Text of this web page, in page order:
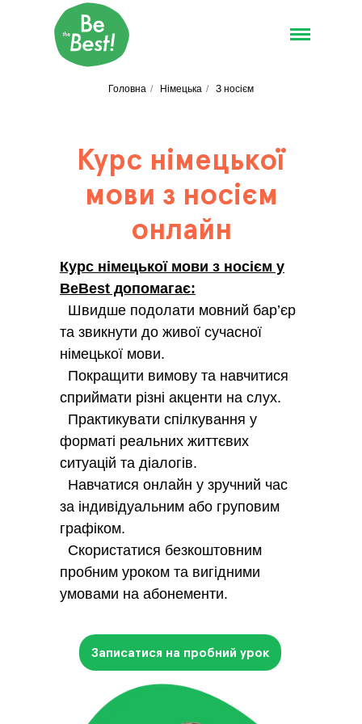
Головна / Німецька / З носієм
Курс німецької
мови з носієм
онлайн
Записатися на пробний урок
Курс німецької мови з носієм у
BeBest допомагає:
Швидше подолати мовний бар’єр
та звикнути до живої сучасної
німецької мови.
Покращити вимову та навчитися
сприймати різні акценти на слух.
Практикувати спілкування у
форматі реальних життєвих
ситуацій та діалогів.
Навчатися онлайн у зручний час
за індивідуальним або груповим
графіком.
Скористатися безкоштовним
пробним уроком та вигідними
умовами на абонементи.